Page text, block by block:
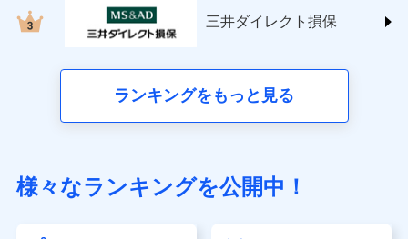
ins.com/)
三井ダイレクト損害保険株式会社
（https://www.sonylife.co.jp）
三井ダイレクト損保
ランキングをもっと見る
様々なランキングを公開中！